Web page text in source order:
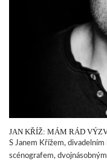
JAN KŘÍŽ: MÁM RÁD
S Janem Křížem,
scénografem,